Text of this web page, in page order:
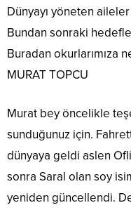
Dünyayı yöneten
Bundan sonraki
Buradan okurlarımıza
MURAT TOPCU
Murat bey öncelikle
sunduğunuz için.
dünyaya geldi aslen
sonra Saral olan soy
yeniden güncellendi.